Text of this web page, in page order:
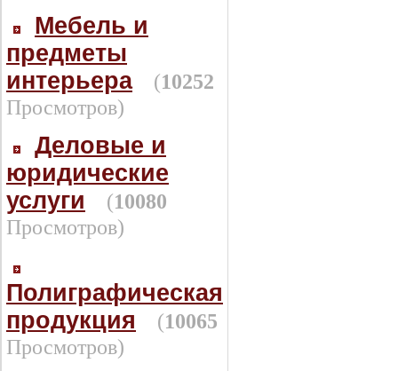
Мебель и
предметы
интерьера
(10252
Просмотров)
Деловые и
юридические
услуги
(10080
Просмотров)
Полиграфическая
продукция
(10065
Просмотров)